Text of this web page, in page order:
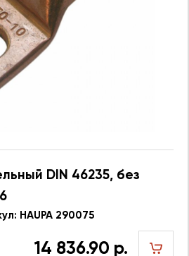
DIN 46235, без
HAUPA 290075
14 836.90 р.